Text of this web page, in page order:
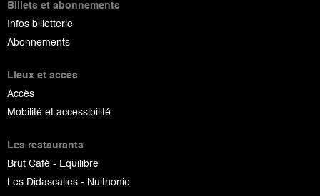
Billets et abonnements
Infos billetterie
Abonnements
Lieux et accès
Accès
Mobilité et accessibilité
Les restaurants
Brut Café - Equilibre
Les Didascalies - Nuithonie